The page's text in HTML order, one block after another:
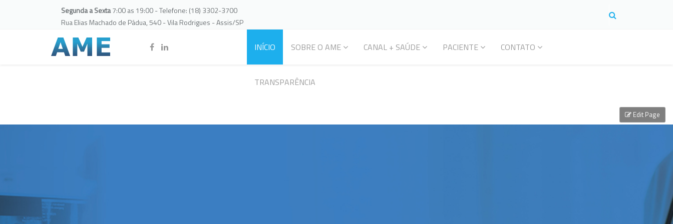
Segunda a Sexta7:00 as 19:00 - Telefone: (18) 3302-3700
Rua Elias Machado de Pádua, 540 - Vila Rodrigues - Assis/SP
INÍCIO SOBRE O AME CANAL + SAÚDE PACIENTE CONTATO
TRANSPARÊNCIA
Edit Page